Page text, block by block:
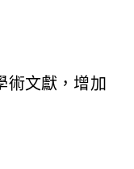
術文獻，增加